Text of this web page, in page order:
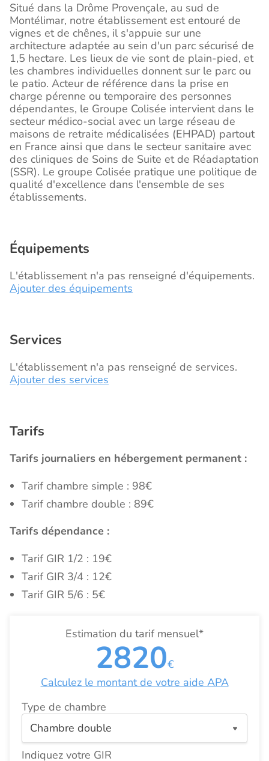
Situé dans la Drôme Provençale, au sud de
Montélimar, notre établissement est entouré de
vignes et de chênes, il s'appuie sur une
architecture adaptée au sein d'un parc sécurisé de
1,5 hectare. Les lieux de vie sont de plain-pied, et
les chambres individuelles donnent sur le parc ou
le patio. Acteur de référence dans la prise en
charge pérenne ou temporaire des personnes
dépendantes, le Groupe Colisée intervient dans le
secteur médico-social avec un large réseau de
maisons de retraite médicalisées (EHPAD) partout
en France ainsi que dans le secteur sanitaire avec
des cliniques de Soins de Suite et de Réadaptation
(SSR). Le groupe Colisée pratique une politique de
qualité d'excellence dans l'ensemble de ses
établissements.
Équipements
L'établissement n'a pas renseigné d'équipements.
Ajouter des équipements
Services
L'établissement n'a pas renseigné de services.
Ajouter des services
Tarifs
Tarifs journaliers en hébergement permanent :
Tarif chambre simple : 98€
Tarif chambre double : 89€
Tarifs dépendance :
Tarif GIR 1/2 : 19€
Tarif GIR 3/4 : 12€
Tarif GIR 5/6 : 5€
Estimation du tarif mensuel*
2820€
Calculez le montant de votre aide APA
Type de chambre
Indiquez votre GIR